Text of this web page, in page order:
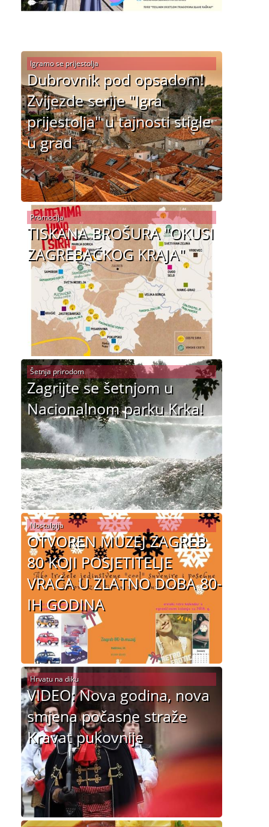
Dubrovnik pod opsadom!
Zvijezde serije "Igra
prijestolja" u tajnosti stigle
u grad
Igramo se prijestolja
TISKANA BROŠURA "OKUSI
ZAGREBAČKOG KRAJA"
Promocija
Zagrijte se šetnjom u
Nacionalnom parku Krka!
Šetnja prirodom
OTVOREN MUZEJ ZAGREB
80 KOJI POSJETITELJE
VRAĆA U ZLATNO DOBA 80-
IH GODINA
Nostalgija
VIDEO: Nova godina, nova
smjena počasne straže
Kravat pukovnije
Hrvatu na diku